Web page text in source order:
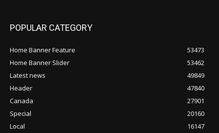
POPULAR CATEGORY
Home Banner Feature
53473
Home Banner Slider
53462
Latest news
49849
Header
47840
Canada
27901
Special
20160
Local
16147